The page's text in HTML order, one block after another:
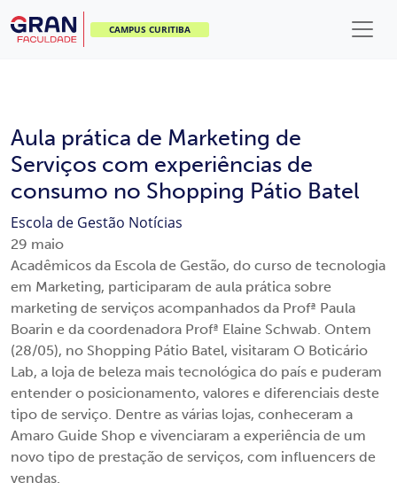
CAMPUS CURITIBA
Aula prática de Marketing de
Serviços com experiências de
consumo no Shopping Pátio Batel
Escola de Gestão Notícias
29 maio
Acadêmicos da Escola de Gestão, do curso de tecnologia
em Marketing, participaram de aula prática sobre
marketing de serviços acompanhados da Profª Paula
Boarin e da coordenadora Profª Elaine Schwab. Ontem
(28/05), no Shopping Pátio Batel, visitaram O Boticário
Lab, a loja de beleza mais tecnológica do país e puderam
entender o posicionamento, valores e diferenciais deste
tipo de serviço. Dentre as várias lojas, conheceram a
Amaro Guide Shop e vivenciaram a experiência de um
novo tipo de prestação de serviços, com influencers de
vendas.